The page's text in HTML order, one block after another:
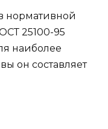
нормативной
25100-95
наиболее
он составляет